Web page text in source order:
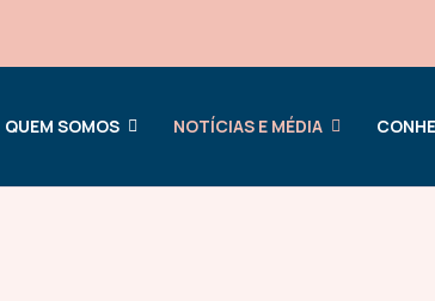
QUEM SOMOS NOTÍCIAS E MÉDIA